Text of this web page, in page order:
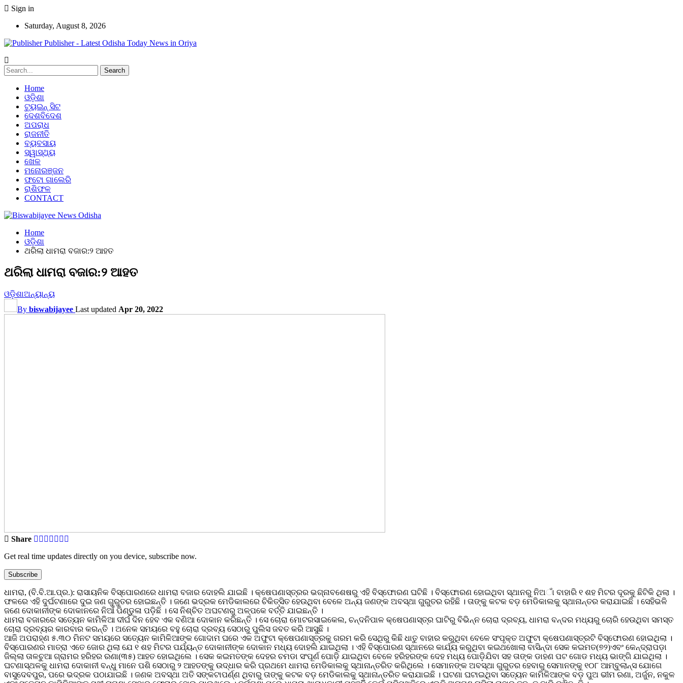
Sign in
Saturday, August 8, 2026
Publisher - Latest Odisha Today News in Oriya
Home
ଓଡ଼ିଶା
ଟ୍ୟୁଇନ୍ ସିଟ
ଦେଶବିଦେଶ
ଅପରାଧ
ରାଜନୀତି
ବ୍ୟବସାୟ
ସ୍ୱାସ୍ଥ୍ୟ
ଖେଳ
ମନୋରଞ୍ଜନ
ଫଟୋ ଗାଲେରି
ରାଶିଫଳ
CONTACT
Home
ଓଡ଼ିଶା
ଥରିଲା ଧାମରା ବଜାର:୨ ଆହତ
ଥରିଲା ଧାମରା ବଜାର:୨ ଆହତ
ଓଡ଼ିଶାଅନ୍ୟାନ୍ୟ
By biswabijayee Last updated Apr 20, 2022
Share
Get real time updates directly on you device, subscribe now.
Subscribe
ଧାମରା, (ବି.ବି.ଆ.ପ୍ର.): ରାସାୟନିକ ବିସ୍ପୋରଣରେ ଧାମରା ବଜାର ଦୋହଲି ଯାଇଛି । କ୍ଷେପଣାସ୍ତ୍ରର ଭଗ୍ନାବଶେଷରୁ ଏହି ବିସ୍ଫୋରଣ ଘଟିଛି । ବିସ୍ଫୋରଣ ହୋଇଥିବା ସ୍ଥାନରୁ ନିଅାଁ ବାହାରି ୧ ଶହ ମିଟର ଦୂରକୁ ଛିଟିକି ଥିଲା ।
ଫଳରେ ଏହି ଦୁର୍ଘଟଣାରେ ଦୁଇ ଜଣ ଗୁରୁତର ହୋଇଛନ୍ତି । ଜଣେ ଭଦ୍ରକ ମେଡିକାଲରେ ଚିକିତ୍ସିତ ହେଉଥିବା ବେଳେ ଅନ୍ୟ ଜଣଙ୍କ ଅବସ୍ଥା ଗୁରୁତର ରହିଛି । ତାଙ୍କୁ କଟକ ବଡ଼ ମେଡିକାଲକୁ ସ୍ଥାନାନ୍ତର କରାଯାଇଛି । ସେହିଭଳି
ଜଣେ ଦୋକାନୀଙ୍କ ଦୋକାନରେ ନିଆଁ ପିଣ୍ଡୁଳା ପଡ଼ିଛି । ସେ ନିଶ୍ଚିତ ଅଘଟଣରୁ ଅଳ୍ପକେ ବର୍ତ୍ତି ଯାଇଛନ୍ତି ।
ଧାମରା ବଜାରରେ ସତ୍ୟେନ କାମିଳିଆ ଦୀର୍ଘ ଦିନ ହେବ ଏକ ବଣିଆ ଦୋକାନ କରିଛନ୍ତି । ସେ ଚୋରା ମୋଟରସାଇକେଲ, ଚନ୍ଦନିପାଳ କ୍ଷେପଣାସ୍ତ୍ର ଘାଟିରୁ ବିଭିନ୍ନ ଚୋରା ଦ୍ରବ୍ୟ, ଧାମରା ବନ୍ଦର ମଧ୍ୟରୁ ଚୋରି ହେଉଥିବା ସମସ୍ତ
ଚୋରା ଦ୍ରବ୍ୟର କାରବାର କରନ୍ତି । ଅନେକ ସମୟରେ ବହୁ ଚୋରା ଦ୍ରବ୍ୟ ସେଠାରୁ ପୁଲିସ ଜବତ କରି ଆସୁଛି ।
ଆଜି ଅପରାହ୍ଣ ୫.୩୦ ମିନଟ ସମୟରେ ସତ୍ୟେନ କାମିଳିଆଙ୍କ ଗୋଦାମ ଘରେ ଏକ ଅଫୁଟା କ୍ଷେପଣାସ୍ତ୍ରକୁ ଗରମ କରି ସେଥିରୁ କିଛି ଧାତୁ ବାହାର କରୁଥିବା ବେଳେ ସଂପୃକ୍ତ ଅଫୁଟା କ୍ଷେପଣାସ୍ତ୍ରଟି ବିସ୍ଫୋରଣ ହୋଇଥିଲା ।
ବିସ୍ପୋରଣର ମାତ୍ରା ଏତେ ଜୋର ଥିଲା ଯେ ୧ ଶହ ମିଟର ପର୍ଯ୍ୟନ୍ତ ଦୋକାନୀଙ୍କ ଦୋକାନ ମଧ୍ୟ ଦୋହଲି ଯାଇଥିଲା । ଏହି ବିସ୍ପୋରଣ ସ୍ଥାନରେ କାର୍ଯ୍ୟ କରୁଥିବା କଇଥଖୋଲା ବାସିନ୍ଦା ସେକ କଇମତ(୭୨)ଏବଂ କେନ୍ଦ୍ରାପଡ଼ା
ଜିଲ୍ଲା ତାଳଚୁଆ ଗ୍ରାମର ହରିହର ରଣା(୩୫) ଆହତ ହୋଇଥିଲେ । ସେକ କଇମତଙ୍କ ଦେହର ଚମଡା ସଂପୂର୍ଣ ପୋଡ଼ି ଯାଇଥିବା ବେଳେ ହରିହରଙ୍କ ଦେହ ମଧ୍ୟ ପୋଡ଼ିଯିବା ସହ ତାଙ୍କ ଡାହଣ ପଟ ଗୋଡ ମଧ୍ୟ ଭାଙ୍ଗି ଯାଇଥିଲା ।
ଘଟଣାସ୍ଥଳକୁ ଧାମରା ଦୋକାନୀ ବନ୍ଧୁ ମାନେ ପଶି ସେଠାରୁ ୨ ଆହତଙ୍କୁ ଉଦ୍ଧାର କରି ପ୍ରଥମେ ଧାମରା ମେଡିକାଲକୁ ସ୍ଥାନାନ୍ତରିତ କରିଥିଲେ । ସେମାନଙ୍କ ଅବସ୍ଥା ଗୁରୁତର ହେବାରୁ ସେମାନଙ୍କୁ ୧୦୮ ଆମ୍ବୁଲାନ୍ସ ଯୋଗେ
ବାସୁଦେବପୁର, ପରେ ଭଦ୍ରକ ପଠାଯାଇଛି । ଜଣକ ଅବସ୍ଥା ଅତି ସଙ୍କଟାପର୍ଣ୍ଣ ଥିବାରୁ ତାଙ୍କୁ କଟକ ବଡ଼ ମେଡିକାଲକୁ ସ୍ଥାନାନ୍ତରିତ କରାଯାଇଛି । ଘଟଣା ଘଟାଇଥିବା ସତ୍ୟେନ କାମିଳିଆଙ୍କ ବଡ଼ ପୁଅ ଭୀମ ରଣା, ଅର୍ଜୁନ, ନକୁଳ